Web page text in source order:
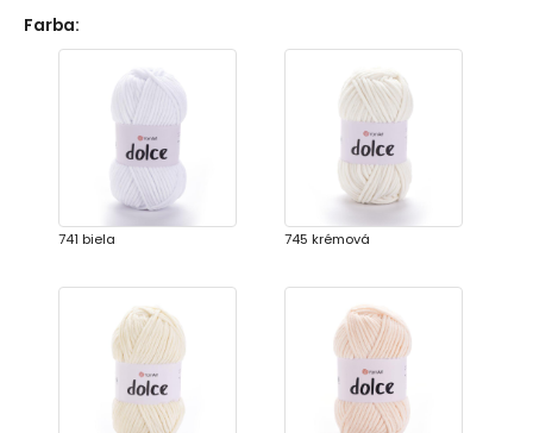
Farba:
741 biela 745 krémová